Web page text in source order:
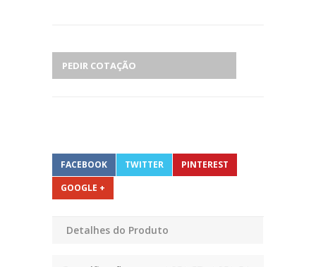
PEDIR COTAÇÃO
FACEBOOK TWITTER
PINTEREST
GOOGLE +
Detalhes do Produto